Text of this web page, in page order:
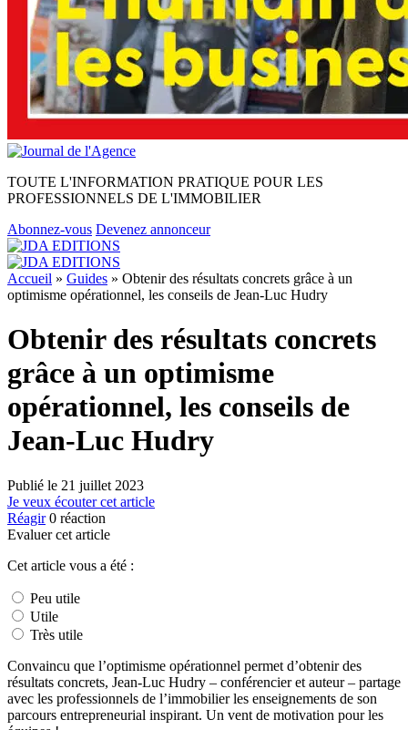
TOUTE L'INFORMATION PRATIQUE POUR LES
PROFESSIONNELS DE L'IMMOBILIER
Abonnez-vous Devenez annonceur
Accueil » Guides » Obtenir des résultats concrets grâce à un
optimisme opérationnel, les conseils de Jean-Luc Hudry
Obtenir des résultats concrets
grâce à un optimisme
opérationnel, les conseils de
Jean-Luc Hudry
Publié le 21 juillet 2023
Je veux écouter cet article
Réagir 0 réaction
Evaluer cet article
Cet article vous a été :
Peu utile
Utile
Très utile
Convaincu que l’optimisme opérationnel permet d’obtenir des
résultats concrets, Jean-Luc Hudry – conférencier et auteur – partage
avec les professionnels de l’immobilier les enseignements de son
parcours entrepreneurial inspirant. Un vent de motivation pour les